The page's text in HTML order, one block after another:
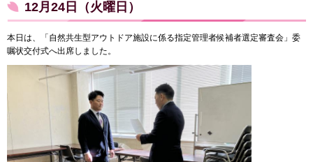
12月24日（火曜日）
本日は、「自然共生型アウトドア施設に係る指定管理者候補者選定審査会」委
嘱状交付式へ出席しました。